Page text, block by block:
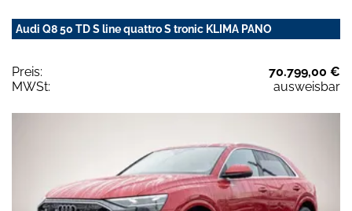
Audi Q8 50 TD S line quattro S tronic KLIMA PANO
Preis:
70.799,00 €
MWSt:
ausweisbar